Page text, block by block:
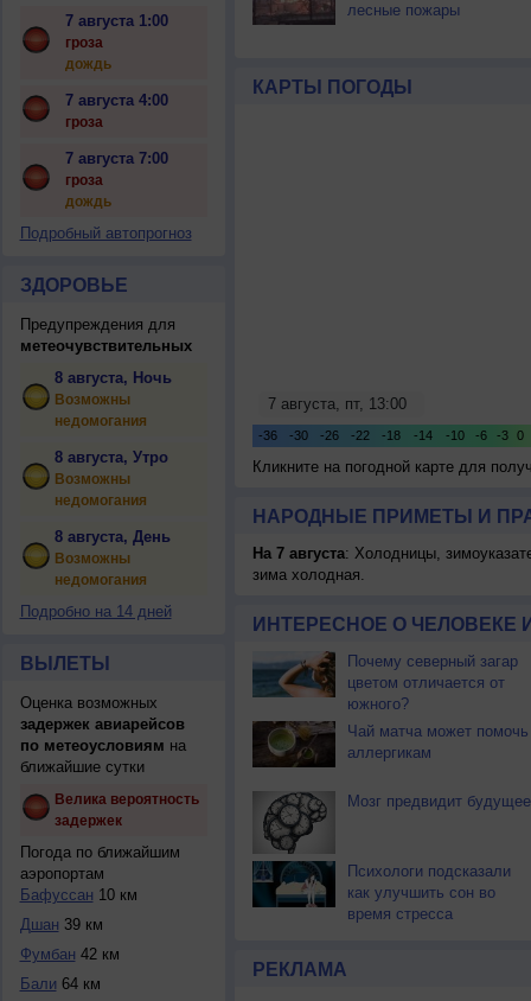
7 августа 1:00
гроза
дождь
7 августа 4:00
гроза
7 августа 7:00
гроза
дождь
Подробный автопрогноз
ЗДОРОВЬЕ
Предупреждения для
метеочувствительных
8 августа, Ночь
Возможны
недомогания
8 августа, Утро
Возможны
недомогания
8 августа, День
Возможны
недомогания
Подробно на 14 дней
ВЫЛЕТЫ
Оценка возможных
задержек авиарейсов
по метеоусловиям на
ближайшие сутки
Велика вероятность
задержек
Погода по ближайшим
аэропортам
Бафуссан 10 км
Дшан 39 км
Фумбан 42 км
Бали 64 км
лесные пожары
КАРТЫ ПОГОДЫ
Кликните на погодной карте для
НАРОДНЫЕ ПРИМЕТЫ И
На 7 августа: Холодницы,
зима холодная.
ИНТЕРЕСНОЕ О ЧЕЛОВЕКЕ
Почему северный загар
цветом отличается от
южного?
Чай матча может помочь
аллергикам
Мозг предвидит будущее
Психологи подсказали
как улучшить сон во
время стресса
РЕКЛАМА